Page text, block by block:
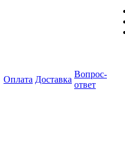
Оплата Доставка
Вопрос-
ответ